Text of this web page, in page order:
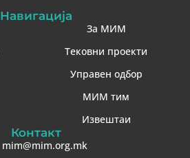
Навигација
За МИМ
Тековни проекти
Управен одбор
МИМ тим
Извештаи
Контакт
mim@mim.org.mk